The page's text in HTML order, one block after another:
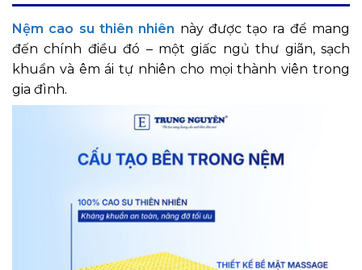
Nệm cao su thiên nhiên này được tạo ra để mang
đến chính điều đó – một giấc ngủ thư giãn, sạch
khuẩn và êm ái tự nhiên cho mọi thành viên trong
gia đình.